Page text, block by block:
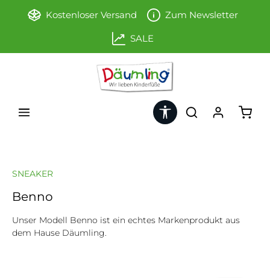
Zum Hauptinhalt springen
Kostenloser Versand Zum Newsletter
SALE
Werkzeugleiste anzeigen
SNEAKER
Benno
Unser Modell Benno ist ein echtes Markenprodukt aus
dem Hause Däumling.